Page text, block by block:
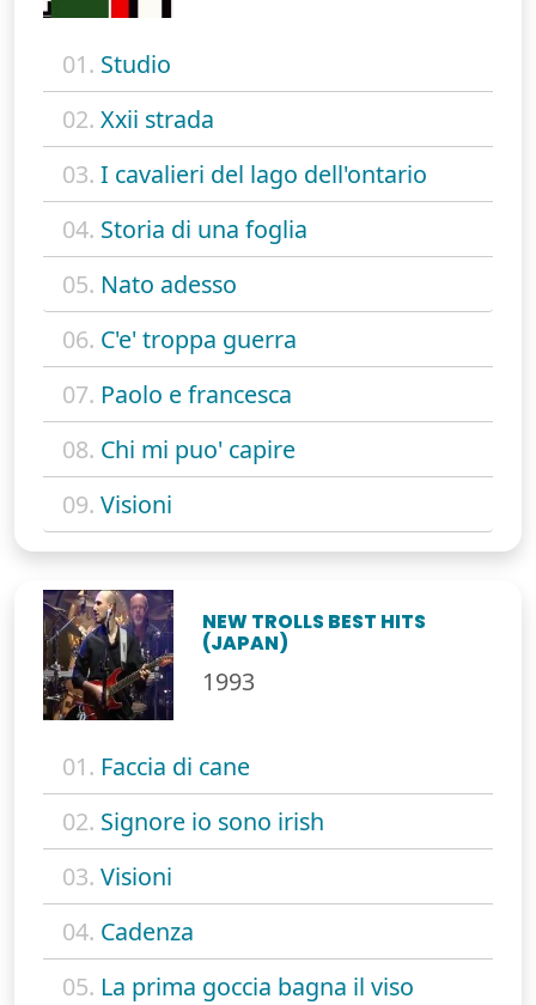
01. Studio
02. Xxii strada
03. I cavalieri del lago dell'ontario
04. Storia di una foglia
05. Nato adesso
06. C'e' troppa guerra
07. Paolo e francesca
08. Chi mi puo' capire
09. Visioni
NEW TROLLS BEST HITS
(JAPAN)
1993
01. Faccia di cane
02. Signore io sono irish
03. Visioni
04. Cadenza
05. La prima goccia bagna il viso